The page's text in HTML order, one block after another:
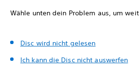
Wähle unten dein Problem aus, um
Disc wird nicht gelesen
Ich kann die Disc nicht auswerfen